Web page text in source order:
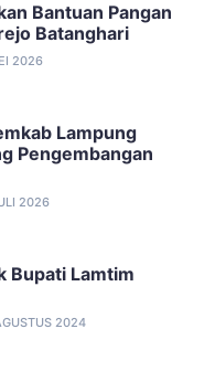
Bantuan Pangan
Batanghari
2026
Lampung
Pengembangan
2026
Bupati Lamtim
2024